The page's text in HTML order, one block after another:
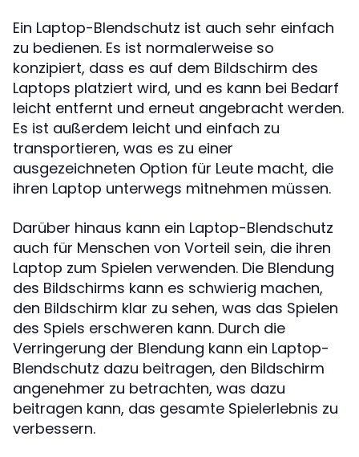
Ein Laptop-Blendschutz ist auch sehr einfach
zu bedienen. Es ist normalerweise so
konzipiert, dass es auf dem Bildschirm des
Laptops platziert wird, und es kann bei Bedarf
leicht entfernt und erneut angebracht werden.
Es ist außerdem leicht und einfach zu
transportieren, was es zu einer
ausgezeichneten Option für Leute macht, die
ihren Laptop unterwegs mitnehmen müssen.
Darüber hinaus kann ein Laptop-Blendschutz
auch für Menschen von Vorteil sein, die ihren
Laptop zum Spielen verwenden. Die Blendung
des Bildschirms kann es schwierig machen,
den Bildschirm klar zu sehen, was das Spielen
des Spiels erschweren kann. Durch die
Verringerung der Blendung kann ein Laptop-
Blendschutz dazu beitragen, den Bildschirm
angenehmer zu betrachten, was dazu
beitragen kann, das gesamte Spielerlebnis zu
verbessern.